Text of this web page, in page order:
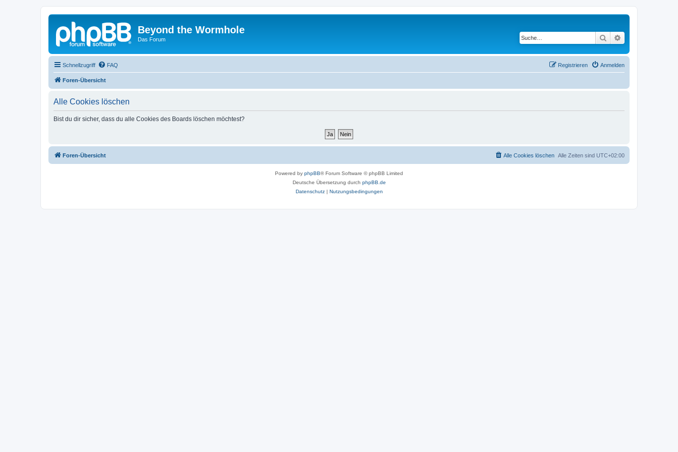
Beyond the Wormhole
Das Forum Suche
Schnellzugriff FAQ Anmelden
Registrieren
Foren-Übersicht
Alle Cookies löschen
Bist du dir sicher, dass du alle Cookies des Boards löschen möchtest?
Foren-Übersicht Alle Zeiten sind UTC+02:00
Alle Cookies löschen
Powered by phpBB® Forum Software © phpBB Limited
Deutsche Übersetzung durch phpBB.de
Datenschutz| Nutzungsbedingungen